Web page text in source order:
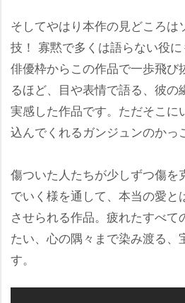
そしてやはり本作の見どころは
技！ 寡黙で多くは語らない役
俳優枠からこの作品で一歩飛び
るほど、目や表情で語る、彼の
実感した作品です。ただそこに
込んでくれるガンジュンのかっ
傷ついた人たちが少しずつ傷を
でいく様を通して、本当の愛と
させられる作品。疲れたすべて
たい、心の隅々まで染み渡る、
す。